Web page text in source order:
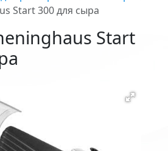
Start 300 для сыра
Start